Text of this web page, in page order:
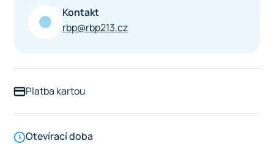
Kontakt
rbp@rbp213.cz
Platba kartou
Otevírací doba